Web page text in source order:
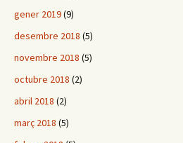
gener 2019(9)
desembre 2018 (5)
novembre 2018 (5)
octubre 2018 (2)
abril 2018 (2)
març 2018 (5)